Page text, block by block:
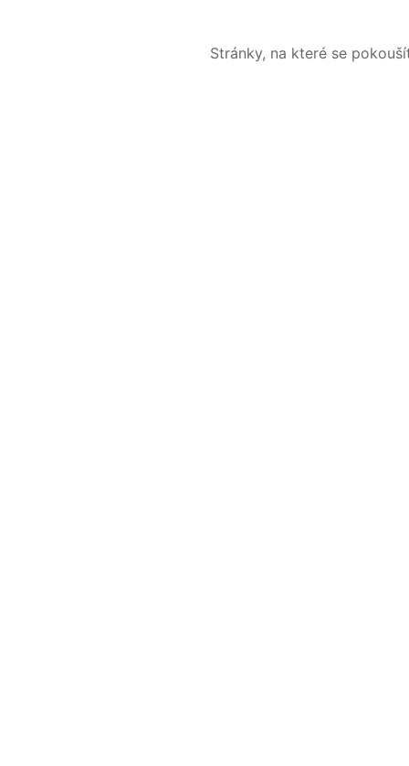
Stránky, na které se